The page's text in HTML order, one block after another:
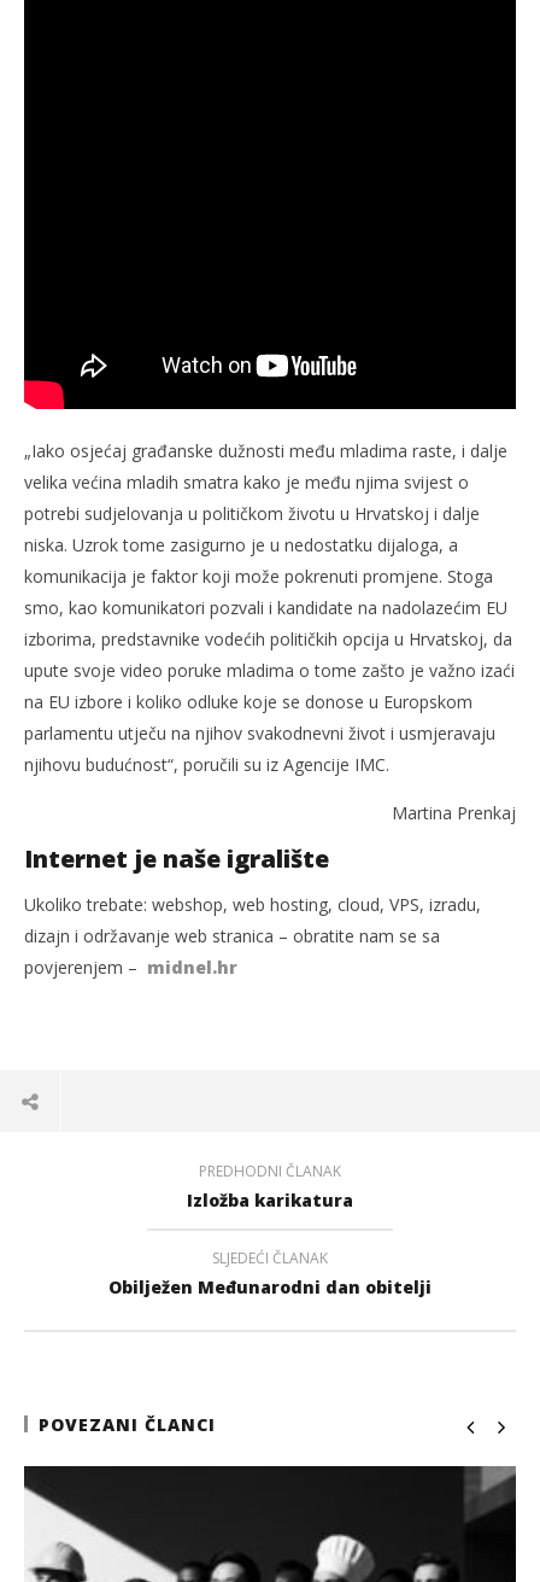
„Iako osjećaj građanske dužnosti među mladima raste, i dalje
velika većina mladih smatra kako je među njima svijest o
potrebi sudjelovanja u političkom životu u Hrvatskoj i dalje
niska. Uzrok tome zasigurno je u nedostatku dijaloga, a
komunikacija je faktor koji može pokrenuti promjene. Stoga
smo, kao komunikatori pozvali i kandidate na nadolazećim EU
izborima, predstavnike vodećih političkih opcija u Hrvatskoj, da
upute svoje video poruke mladima o tome zašto je važno izaći
na EU izbore i koliko odluke koje se donose u Europskom
parlamentu utječu na njihov svakodnevni život i usmjeravaju
njihovu budućnost“, poručili su iz Agencije IMC.
Martina Prenkaj
Internet je naše igralište
Ukoliko trebate: webshop, web hosting, cloud, VPS, izradu,
dizajn i održavanje web stranica – obratite nam se sa
povjerenjem – midnel.hr
PREDHODNI ČLANAK
Izložba karikatura
SLJEDEĆI ČLANAK
Obilježen Međunarodni dan obitelji
POVEZANI ČLANCI